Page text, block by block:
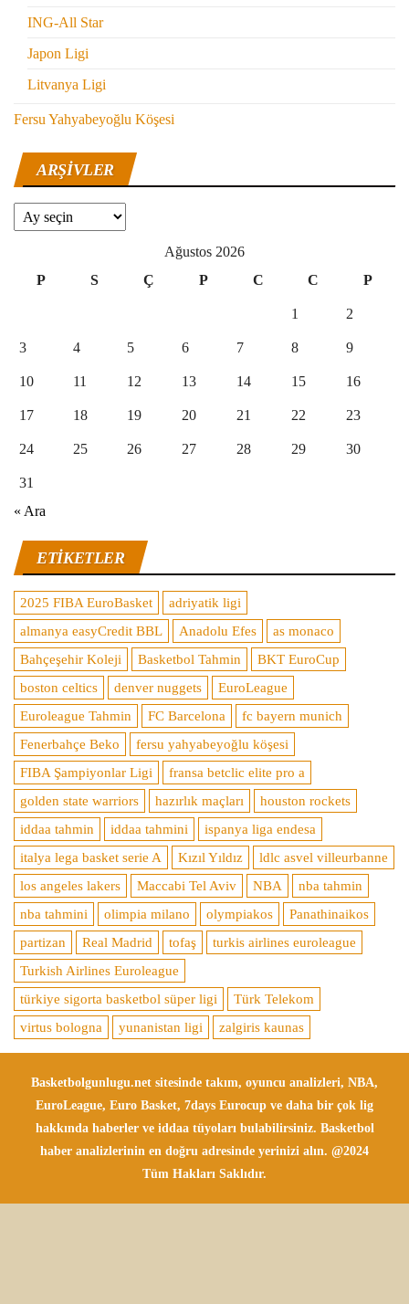
ING-All Star
Japon Ligi
Litvanya Ligi
Fersu Yahyabeyoğlu Köşesi
ARŞIVLER
Arşivler
Ağustos 2026
P
S Ç P C C P
1 2
3 4 5 6 7 8 9
10 11 12 13 14 15 16
17 18 19 20 21 22 23
24 25 26 27 28 29 30
31
« Ara
ETIKETLER
2025 FIBA EuroBasket
adriyatik ligi
almanya easyCredit BBL
Anadolu Efes
as monaco
Bahçeşehir Koleji
Basketbol Tahmin
BKT EuroCup
boston celtics
denver nuggets
EuroLeague
Euroleague Tahmin
FC Barcelona
fc bayern munich
Fenerbahçe Beko
fersu yahyabeyoğlu köşesi
FIBA Şampiyonlar Ligi
fransa betclic elite pro a
golden state warriors
hazırlık maçları
houston rockets
iddaa tahmin
iddaa tahmini
ispanya liga endesa
italya lega basket serie A
Kızıl Yıldız
ldlc asvel villeurbanne
los angeles lakers
Maccabi Tel Aviv NBA
nba tahmin
nba tahmini
olimpia milano olympiakos
Panathinaikos
partizan
Real Madrid tofaş
turkis airlines euroleague
Turkish Airlines Euroleague
türkiye sigorta basketbol süper ligi
Türk Telekom
virtus bologna
yunanistan ligi zalgiris kaunas
Basketbolgunlugu.net sitesinde takım, oyuncu analizleri, NBA,
EuroLeague, Euro Basket, 7days Eurocup ve daha bir çok lig
hakkında haberler ve iddaa tüyoları bulabilirsiniz. Basketbol
haber analizlerinin en doğru adresinde yerinizi alın. @2024
Tüm Hakları Saklıdır.